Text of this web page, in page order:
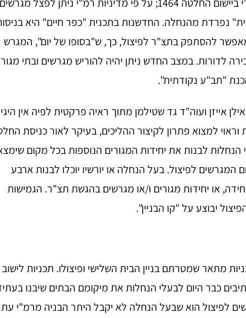
נפרדת מהנחלה. החדשנות בתכנית "כפר חיים" היא
להסתפק בתצ"ר לפיצול, כך, ש"בסופו של יום", המגרש
לדורות. במצב החדש ניתן יהיה להוריש מגרשים ובתי
"תב"ע נקודתית".
ועוה"ד גד שטילמן מתוך ראיה פרקטית לפיה אין
למצוא פתרון לקיצור ההליכים, בעיקר לאור כניסת
הנחלות לבנות את יחידות המגורים הנוספות בכל מקום
לפיצול. בעל הנחלה או יורשיו יוכלו לבנות ארבע
או יחידות מגורים ו/או מגרשים בהגשת תצ"ר. הגמישות
יבוצע על "קו הבניין".
להכין תכניות מתאר שמטרתם בניין הבית השלישי ופיצולו. תכניות לישוב
כבר היום לבעלי הנחלות את מיקומם הבתים שיבנו
לפיצול הוא שבעל הנחלה לא יקבל היתר הבניה מרמ"י עת